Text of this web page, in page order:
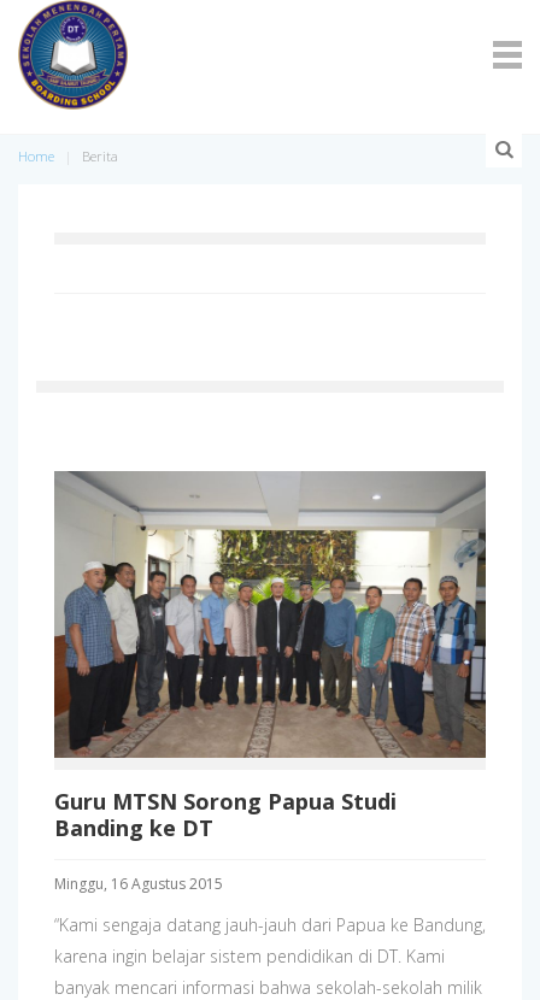
Home Berita
Guru MTSN Sorong Papua Studi
Banding ke DT
Minggu, 16 Agustus 2015
“Kami sengaja datang jauh-jauh dari Papua ke Bandung,
karena ingin belajar sistem pendidikan di DT. Kami
banyak mencari informasi bahwa sekolah-sekolah milik